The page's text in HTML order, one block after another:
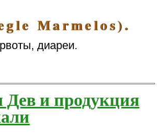
Marmelos).
диареи.
Дев и продукция